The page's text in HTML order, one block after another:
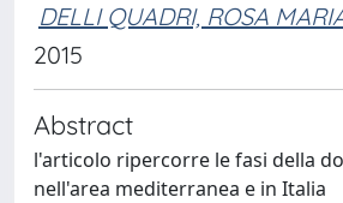
DELLI QUADRI, ROSA
2015
Abstract
l'articolo ripercorre le fasi della
nell'area mediterranea e in Italia